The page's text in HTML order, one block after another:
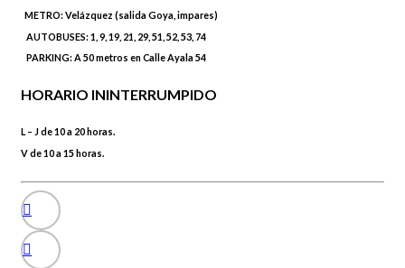
METRO:Velázquez (salida Goya, impares)
AUTOBUSES:1, 9, 19, 21, 29, 51, 52, 53, 74
PARKING:A 50 metros en Calle Ayala 54
HORARIO ININTERRUMPIDO
L – J de 10 a 20 horas.
V de 10 a 15 horas.